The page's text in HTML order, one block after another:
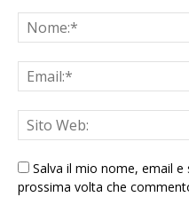
Salva il mio nome, email
prossima volta che